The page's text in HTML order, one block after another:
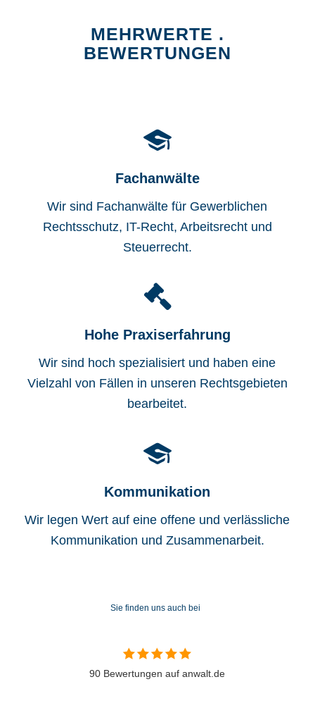
MEHRWERTE .
BEWERTUNGEN
Fachanwälte
Wir sind Fachanwälte für Gewerblichen
Rechtsschutz, IT-Recht, Arbeitsrecht und
Steuerrecht.
Hohe Praxiserfahrung
Wir sind hoch spezialisiert und haben eine
Vielzahl von Fällen in unseren Rechtsgebieten
bearbeitet.
Kommunikation
Wir legen Wert auf eine offene und verlässliche
Kommunikation und Zusammenarbeit.
Sie finden uns auch bei
90 Bewertungen auf anwalt.de